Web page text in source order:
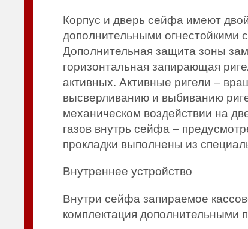
Корпус и дверь сейфа имеют
дополнительными
Дополнительная защита зоны
горизонтальная запирающая
активных. Активные ригели –
высверливанию и выбиванию
механическом воздействии на
газов внутрь сейфа –
прокладки выполнены из
Внутреннее устройство
Внутри сейфа запираемое
комплектация дополнительными